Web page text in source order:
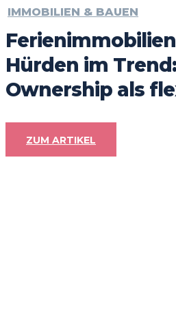
IMMOBILIEN & BAUEN
Hürden im
Ownership als
ZUM ARTIKEL